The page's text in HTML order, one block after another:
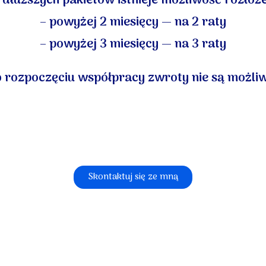
– powyżej 2 miesięcy — na 2 raty
– powyżej 3 miesięcy — na 3 raty
rozpoczęciu współpracy zwroty nie są
Skontaktuj się ze mną